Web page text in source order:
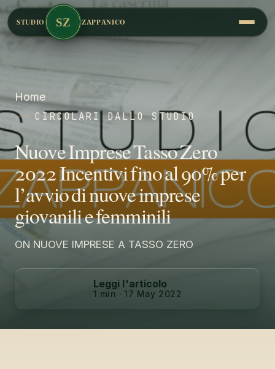
STUDIO SZ ZAPPANICO
Home
CIRCOLARI DALLO STUDIO
Nuove Imprese Tasso Zero
2022 Incentivi fino al 90% per
l’avvio di nuove imprese
giovanili e femminili
ON NUOVE IMPRESE A TASSO ZERO
Leggi l'articolo
1 min · 17 May 2022